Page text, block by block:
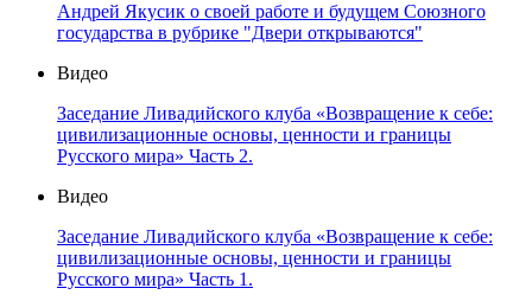
Андрей Якусик о своей работе и будущем Союзного
государства в рубрике "Двери открываются"
Видео
Заседание Ливадийского клуба «Возвращение к себе:
цивилизационные основы, ценности и границы
Русского мира» Часть 2.
Видео
Заседание Ливадийского клуба «Возвращение к себе:
цивилизационные основы, ценности и границы
Русского мира» Часть 1.